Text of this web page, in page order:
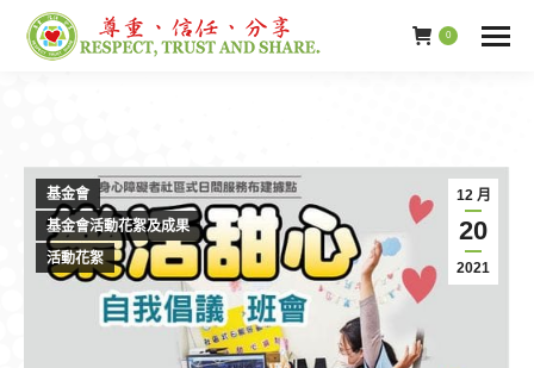
0
12 月
20
2021
基金會
基金會活動花絮及成果
活動花絮